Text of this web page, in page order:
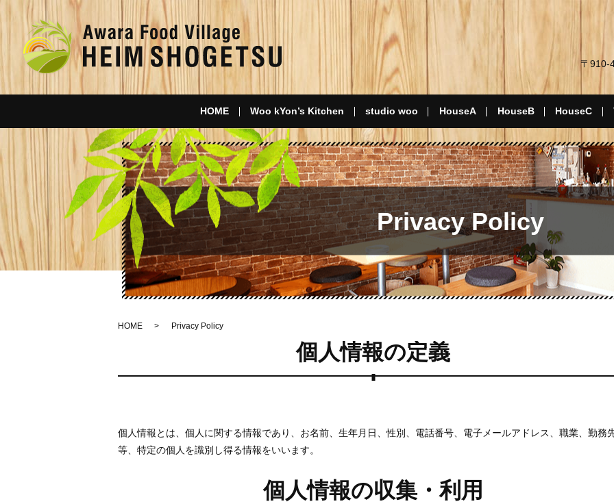
〒910-
HOME Woo kYon’s Kitchen studio woo HouseA HouseB HouseC
Privacy Policy
HOME Privacy Policy
個人情報の定義
個人情報とは、個人に関する情報であり、お名前、生年月日、性別、電話番号、電子メールアドレス、職業、勤務
等、特定の個人を識別し得る情報をいいます。
個人情報の収集・利用